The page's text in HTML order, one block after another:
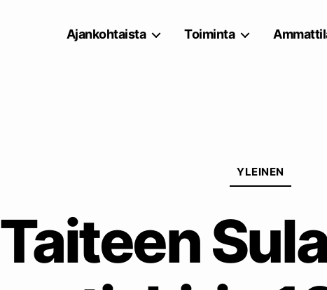
Ajankohtaista Toiminta
YLEINEN
Taiteen